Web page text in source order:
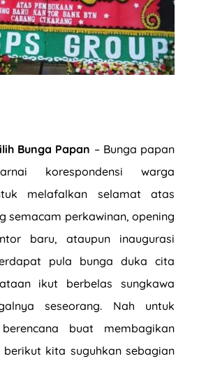
Bunga Papan – Bunga papan
korespondensi warga
melafalkan selamat atas
semacam perkawinan, opening
baru, ataupun inaugurasi
pula bunga duka cita
ikut berbelas sungkawa
seseorang. Nah untuk
buat membagikan
berikut kita suguhkan sebagian